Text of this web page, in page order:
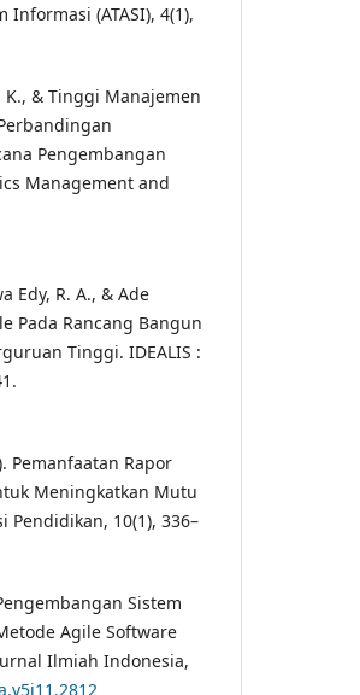
(ATASI), 4(1),
& Tinggi Manajemen
Pengembangan
Management and
Edy, R. A., & Ade
Pada Rancang Bangun
Tinggi. IDEALIS :
Pemanfaatan Rapor
Meningkatkan Mutu
Pendidikan, 10(1), 336–
Sistem
Agile Software
Ilmiah Indonesia,